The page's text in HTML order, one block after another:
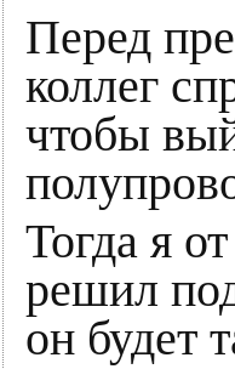
Перед
коллег
чтобы
Тогда я
решил
он будет